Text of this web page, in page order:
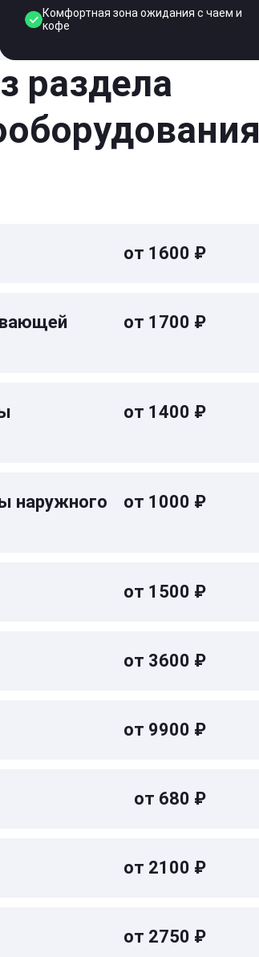
Комфортная зона ожидания с чаем и
кофе
раздела
от 1600 ₽
от 1700 ₽
от 1400 ₽
наружного
от 1000 ₽
от 1500 ₽
от 3600 ₽
от 9900 ₽
от 680 ₽
от 2100 ₽
от 2750 ₽